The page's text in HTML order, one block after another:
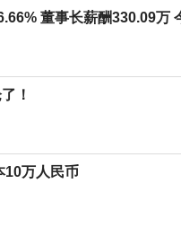
董事长薪酬330.09万
！
10万人民币